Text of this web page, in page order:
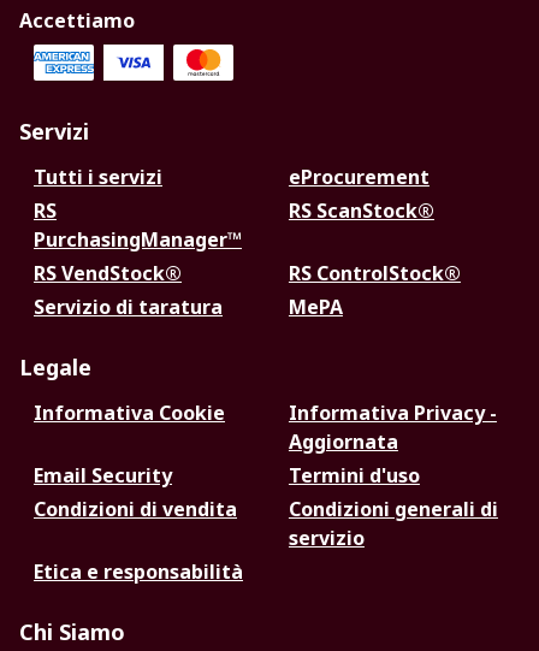
Accettiamo
Servizi
Tutti i servizi
eProcurement
RS
PurchasingManager™
RS ScanStock®
RS VendStock®
RS ControlStock®
Servizio di taratura
MePA
Legale
Informativa Cookie
Informativa Privacy -
Aggiornata
Email Security
Termini d'uso
Condizioni di vendita
Condizioni generali di
servizio
Etica e responsabilità
Chi Siamo